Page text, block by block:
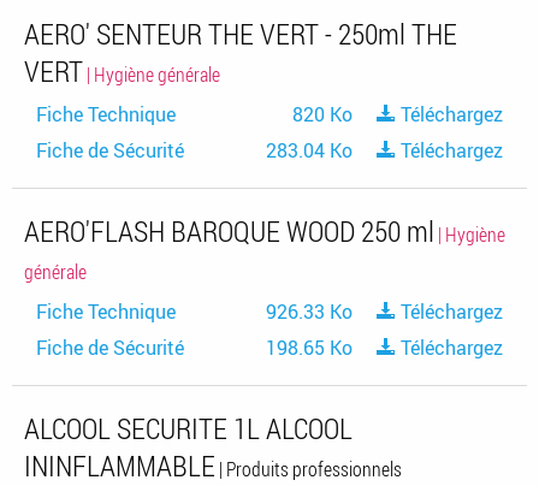
AERO' SENTEUR THE VERT - 250ml THE
VERT| Hygiène générale
Fiche Technique
820 Ko
Téléchargez
Fiche de Sécurité
283.04 Ko Téléchargez
AERO'FLASH BAROQUE WOOD 250 ml | Hygiène
générale
Fiche Technique
926.33 Ko
Téléchargez
Fiche de Sécurité
198.65 Ko Téléchargez
ALCOOL SECURITE 1L ALCOOL
ININFLAMMABLE | Produits professionnels